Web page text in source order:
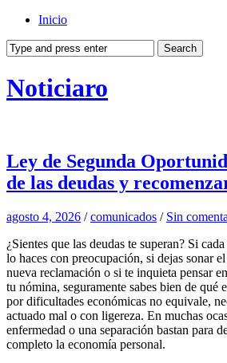
Inicio
Noticiaro
Ley de Segunda
de las deudas y
agosto 4, 2026 /comunicados / Sin
¿Sientes que las deudas te superan? Si
lo haces con preocupación, si dejas sonar
nueva reclamación o si te inquieta pensar
tu nómina, seguramente sabes bien de qué
por dificultades económicas no equivale,
actuado mal o con ligereza. En muchas
enfermedad o una separación bastan para
completo la economía personal.